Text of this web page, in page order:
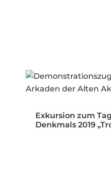
Exkursion zum
Denkmals 2019